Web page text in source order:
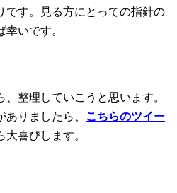
です。見る方にとっての指針の
いです。
整理していこうと思います。
りましたら、 こちらのツイー
喜びします。